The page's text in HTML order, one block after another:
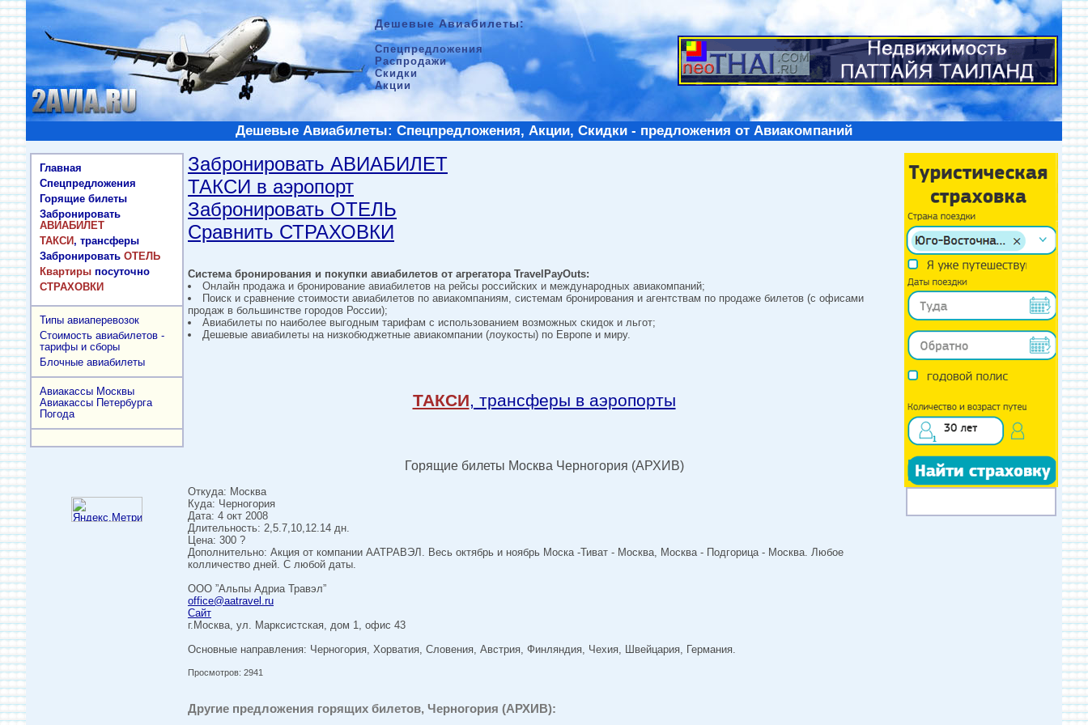
Дешевые Авиабилеты:
Спецпредложения
Распродажи
Скидки
Акции
Дешевые Авиабилеты: Спецпредложения, Акции, Скидки - предложения от Авиакомпаний
Главная
Спецпредложения
Горящие билеты
Забронировать
АВИАБИЛЕТ
ТАКСИ, трансферы
Забронировать ОТЕЛЬ
Квартиры посуточно
СТРАХОВКИ
Типы авиаперевозок
Стоимость авиабилетов -
тарифы и сборы
Блочные авиабилеты
Авиакассы Москвы
Авиакассы Петербурга
Погода
Забронировать АВИАБИЛЕТ
ТАКСИ в аэропорт
Забронировать ОТЕЛЬ
Сравнить СТРАХОВКИ
Система бронирования и покупки авиабилетов от агрегатора TravelPayOuts:
Онлайн продажа и бронирование авиабилетов на рейсы российских и международных авиакомпаний;
Поиск и сравнение стоимости авиабилетов по авиакомпаниям, системам бронирования и агентствам по продаже билетов (с офисами
продаж в большинстве городов России);
Авиабилеты по наиболее выгодным тарифам с использованием возможных скидок и льгот;
Дешевые авиабилеты на низкобюджетные авиакомпании (лоукосты) по Европе и миру.
ТАКСИ, трансферы в аэропорты
Горящие билеты Москва Черногория (АРХИВ)
Откуда: Москва
Куда: Черногория
Дата: 4 окт 2008
Длительность: 2,5.7,10,12.14 дн.
Цена: 300 ?
Дополнительно: Акция от компании ААТРАВЭЛ. Весь октябрь и ноябрь Моска -Тиват - Москва, Москва - Подгорица - Москва. Любое
колличество дней. С любой даты.
ООО ”Альпы Адриа Травэл”
office@aatravel.ru
Сайт
г.Москва, ул. Марксистская, дом 1, офис 43
Основные направления: Черногория, Хорватия, Словения, Австрия, Финляндия, Чехия, Швейцария, Германия.
Просмотров: 2941
Другие предложения горящих билетов, Черногория (АРХИВ):